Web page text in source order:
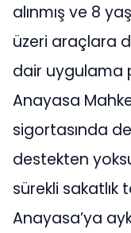
alınmış ve 8
üzeri araçlara
dair uygulama
Anayasa
sigortasında
destekten
sürekli sakatlık
Anayasa’ya